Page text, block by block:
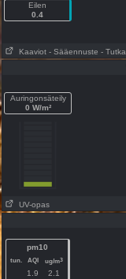
Eilen
0.4
Kaaviot - Sääennuste - Tutka
Auringonsäteily
0 W/m²
UV-opas
pm10
tun. AQI ug/m3
1.9 2.1